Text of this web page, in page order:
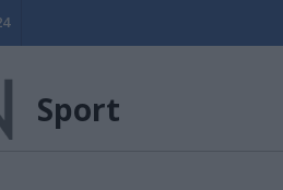
Sport